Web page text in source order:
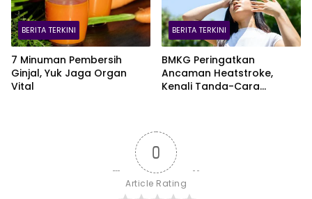
BERITA TERKINI
7 Minuman Pembersih
Ginjal, Yuk Jaga Organ
Vital
BERITA TERKINI
BMKG Peringatkan
Ancaman Heatstroke,
Kenali Tanda-Cara
0
Article Rating